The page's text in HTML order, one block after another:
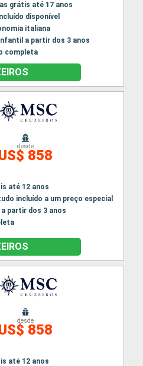
grátis até 17 anos
disponível
italiana
a partir dos 3 anos
completa
desde
858
até 12 anos
incluído a um preço especial
partir dos 3 anos
desde
858
até 12 anos